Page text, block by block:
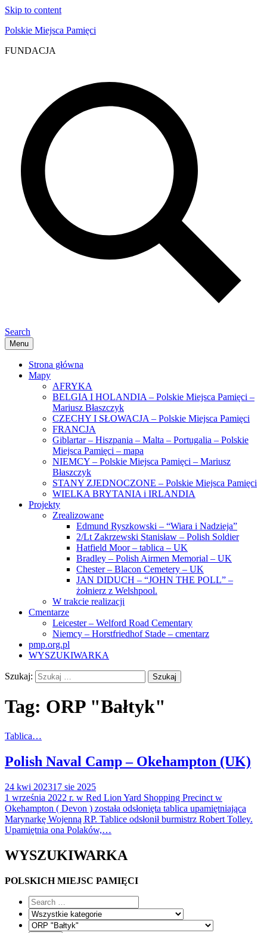
Skip to content
Polskie Miejsca Pamięci
FUNDACJA
Search
Menu
Strona główna
Mapy
AFRYKA
BELGIA I HOLANDIA – Polskie Miejsca Pamięci –
Mariusz Błaszczyk
CZECHY I SŁOWACJA – Polskie Miejsca Pamięci
FRANCJA
Giblartar – Hiszpania – Malta – Portugalia – Polskie
Miejsca Pamięci – mapa
NIEMCY – Polskie Miejsca Pamięci – Mariusz
Błaszczyk
STANY ZJEDNOCZONE – Polskie Miejsca Pamięci
WIELKA BRYTANIA i IRLANDIA
Projekty
Zrealizowane
Edmund Ryszkowski – “Wiara i Nadzieja”
2/Lt Zakrzewski Stanisław – Polish Soldier
Hatfield Moor – tablica – UK
Bradley – Polish Airmen Memorial – UK
Chester – Blacon Cemetery – UK
JAN DIDUCH – “JOHN THE POLL” –
żołnierz z Welshpool.
W trakcie realizacji
Cmentarze
Leicester – Welford Road Cementary
Niemcy – Horstfriedhof Stade – cmentarz
pmp.org.pl
WYSZUKIWARKA
Szukaj:
Tag: ORP "Bałtyk"
Tablica…
Polish Naval Camp – Okehampton (UK)
24 kwi 202317 sie 2025
1 września 2022 r. w Red Lion Yard Shopping Precinct w
Okehampton ( Devon ) została odsłonięta tablica upamiętniająca
Marynarkę Wojenną RP. Tablice odsłonił burmistrz Robert Tolley.
Upamiętnia ona Polaków,…
WYSZUKIWARKA
POLSKICH MIEJSC PAMIĘCI